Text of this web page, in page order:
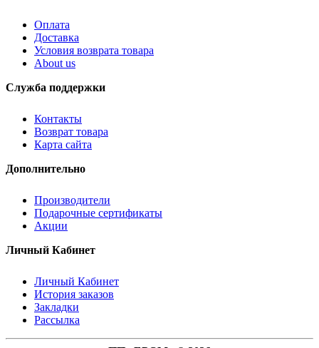
Оплата
Доставка
Условия возврата товара
About us
Служба поддержки
Контакты
Возврат товара
Карта сайта
Дополнительно
Производители
Подарочные сертификаты
Акции
Личный Кабинет
Личный Кабинет
История заказов
Закладки
Рассылка